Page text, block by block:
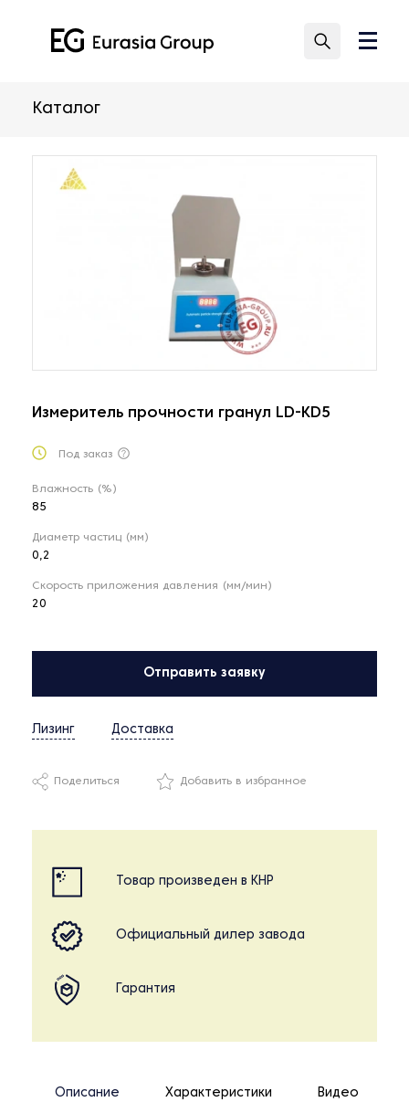
Каталог
Измеритель прочности гранул LD-KD5
Под заказ
Влажность (%)
85
Диаметр частиц (мм)
0,2
Скорость приложения давления (мм/мин)
20
Отправить заявку
Лизинг Доставка
Поделиться Добавить в избранное
Товар произведен в КНР
Официальный дилер завода
Гарантия
Описание Характеристики Видео